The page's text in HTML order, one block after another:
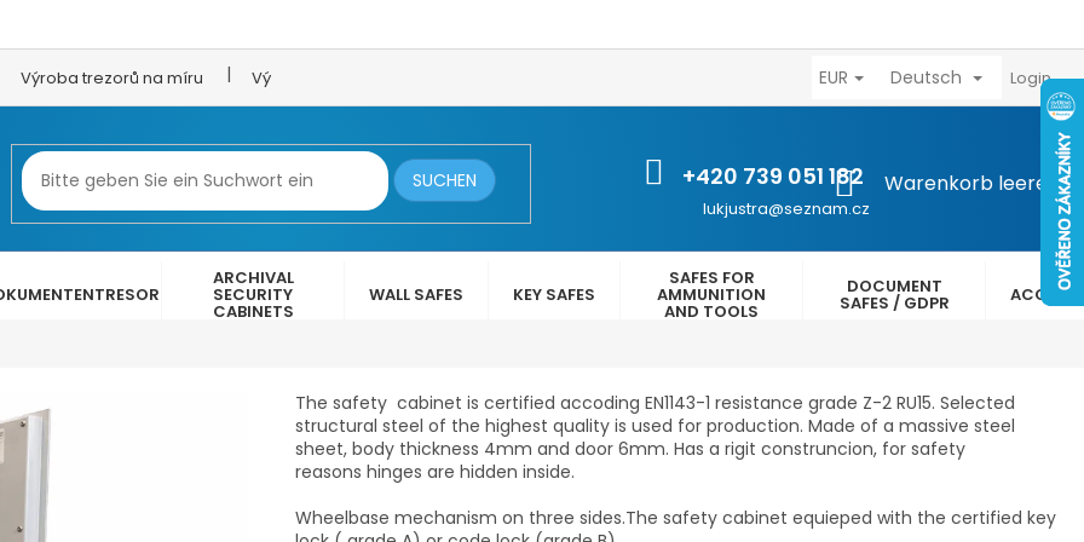
+420 739 051 182
lukjustra@seznam.cz
Výroba trezorů na míru Výroba trezorových dveří Reklamační řád Obchodní
EUR Deutsch Login
SUCHEN WARENKORB
Warenkorb leeren
ARCHIVAL
SECURITY
CABINETS
WALL SAFES KEY SAFES
SAFES FOR
AMMUNITION
AND TOOLS
DOCUMENT
SAFES / GDPR
The safety cabinet is certified accoding EN1143-1 resistance grade Z-2 RU15. Selected
structural steel of the highest quality is used for production. Made of a massive steel
sheet, body thickness 4mm and door 6mm. Has a rigit construncion, for safety
reasons hinges are hidden inside.
Wheelbase mechanism on three sides.The safety cabinet equieped with the certified key